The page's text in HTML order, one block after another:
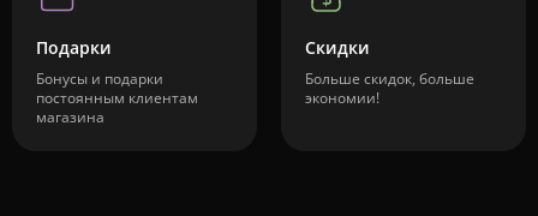
Подарки
Бонусы и подарки
постоянным клиентам
магазина
Скидки
Больше скидок, больше
экономии!